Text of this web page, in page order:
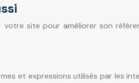
site pour améliorer son
et expressions utilisés par les